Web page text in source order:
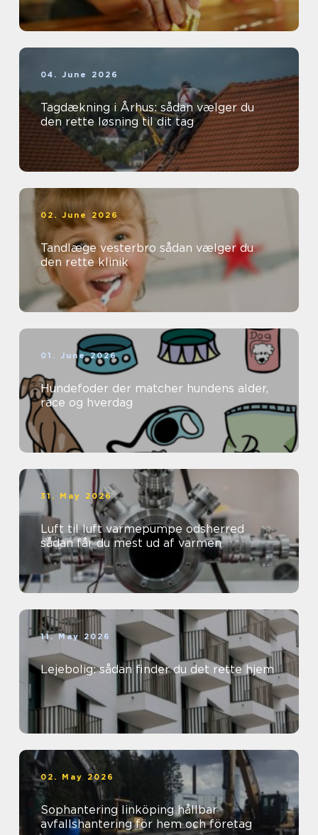
04. June 2026
Tagdækning i Århus: sådan vælger du
den rette løsning til dit tag
02. June 2026
Tandlæge vesterbro sådan vælger du
den rette klinik
01. June 2026
Hundefoder der matcher hundens alder,
race og hverdag
31. May 2026
Luft til luft varmepumpe odsherred
sådan får du mest ud af varmen
11. May 2026
Lejebolig: sådan finder du det rette hjem
02. May 2026
Sophantering linköping hållbar
avfallshantering för hem och företag